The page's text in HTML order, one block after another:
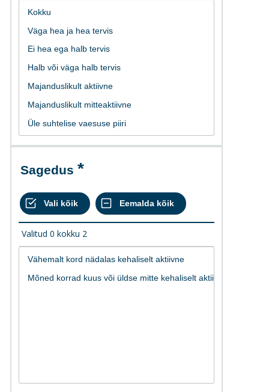
Sagedus
Valitud 0 kokku 2